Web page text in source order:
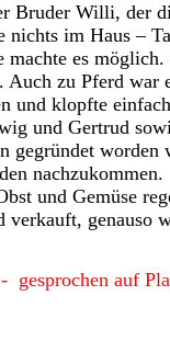
Bruder Willi, der
im Haus –
es
zu Pferd
und klopfte
und Gertrud
gegründet
nachzukommen.
und Gemüse
genauso
gesprochen auf